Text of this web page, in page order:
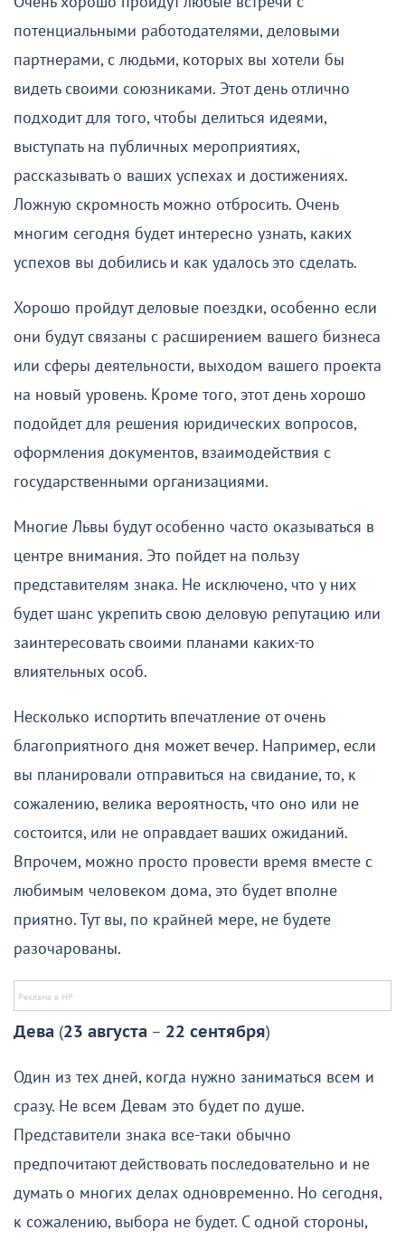
потенциальными работодателями, деловыми
партнерами, с людьми, которых вы хотели бы
видеть своими союзниками. Этот день отлично
подходит для того, чтобы делиться идеями,
выступать на публичных мероприятиях,
рассказывать о ваших успехах и достижениях.
Ложную скромность можно отбросить. Очень
многим сегодня будет интересно узнать, каких
успехов вы добились и как удалось это сделать.
Хорошо пройдут деловые поездки, особенно если
они будут связаны с расширением вашего бизнеса
или сферы деятельности, выходом вашего проекта
на новый уровень. Кроме того, этот день хорошо
подойдет для решения юридических вопросов,
оформления документов, взаимодействия с
государственными организациями.
Многие Львы будут особенно часто оказываться в
центре внимания. Это пойдет на пользу
представителям знака. Не исключено, что у них
будет шанс укрепить свою деловую репутацию или
заинтересовать своими планами каких-то
влиятельных особ.
Несколько испортить впечатление от очень
благоприятного дня может вечер. Например, если
вы планировали отправиться на свидание, то, к
сожалению, велика вероятность, что оно или не
состоится, или не оправдает ваших ожиданий.
Впрочем, можно просто провести время вместе с
любимым человеком дома, это будет вполне
приятно. Тут вы, по крайней мере, не будете
разочарованы.
Дева (23 августа – 22 сентября)
Один из тех дней, когда нужно заниматься всем и
сразу. Не всем Девам это будет по душе.
Представители знака все-таки обычно
предпочитают действовать последовательно и не
думать о многих делах одновременно. Но сегодня,
к сожалению, выбора не будет. С одной стороны,